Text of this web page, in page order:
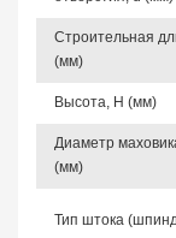
Строительная
(мм)
Высота, Н (мм)
Диаметр
(мм)
Тип штока